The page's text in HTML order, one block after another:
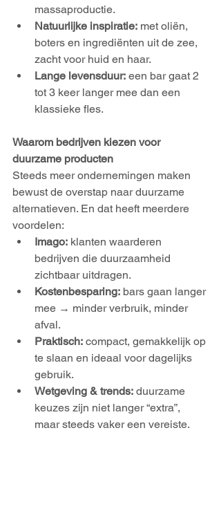
massaproductie.
Natuurlijke inspiratie: met oliën,
boters en ingrediënten uit de zee,
zacht voor huid en haar.
Lange levensduur: een bar gaat 2
tot 3 keer langer mee dan een
klassieke fles.
Waarom bedrijven kiezen voor
duurzame producten
Steeds meer ondernemingen maken
bewust de overstap naar duurzame
alternatieven. En dat heeft meerdere
voordelen:
Imago: klanten waarderen
bedrijven die duurzaamheid
zichtbaar uitdragen.
Kostenbesparing: bars gaan langer
mee → minder verbruik, minder
afval.
Praktisch: compact, gemakkelijk op
te slaan en ideaal voor dagelijks
gebruik.
Wetgeving & trends: duurzame
keuzes zijn niet langer “extra”,
maar steeds vaker een vereiste.